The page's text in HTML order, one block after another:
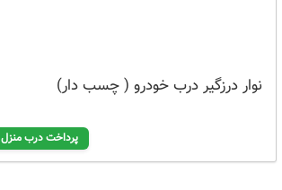
نوار درزگیر درب خودرو ( چسب دار)
پرداخت درب منزل